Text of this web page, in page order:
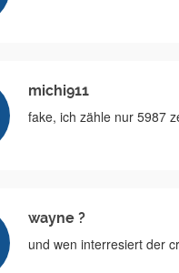
michi911
fake, ich zähle nur 5987
wayne ?
und wen interresiert der